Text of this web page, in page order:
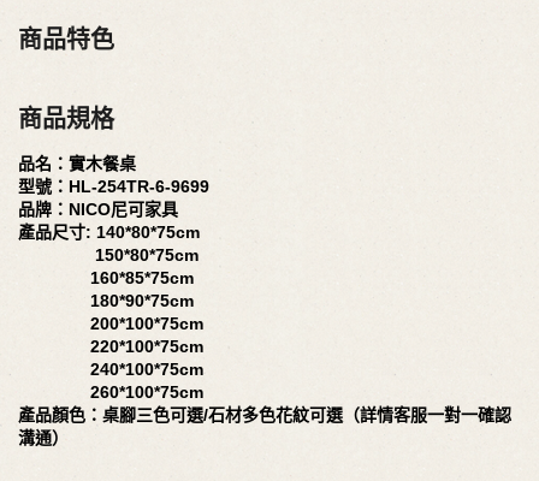
商品特色
商品規格
品名：實木餐桌
型號：HL-254TR-6-9699
品牌：NICO尼可家具
產品尺寸: 140*80*75cm
150*80*75cm
160*85*75cm
180*90*75cm
200*100*75cm
220*100*75cm
240*100*75cm
260*100*75cm
產品顏色：桌腳三色可選/石材多色花紋可選（詳情客服一對一確認
溝通）